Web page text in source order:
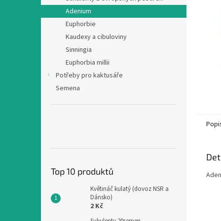
n
e
Adenium
Euphorbie
Kaudexy a cibuloviny
Sinningia
Euphorbia millii
Potřeby pro kaktusáře
Semena
Top 10 produktů
Květináč kulatý (dovoz NSR a
Dánsko)
2 Kč